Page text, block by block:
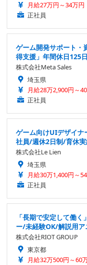
月給27万円～34万円
正社員
ゲーム開発サポート・
得支援」年間休日125日
株式会社Meta Sales
埼玉県
月給28万2,900円～
正社員
ゲーム向けUIデザイナ
社員/週休2日制/育休
株式会社Le Lien
埼玉県
月給30万1,400円～
正社員
「長期で安定して働
ー/未経験OK/解説用
株式会社RIOT GROUP
東京都
月給32万500円～60